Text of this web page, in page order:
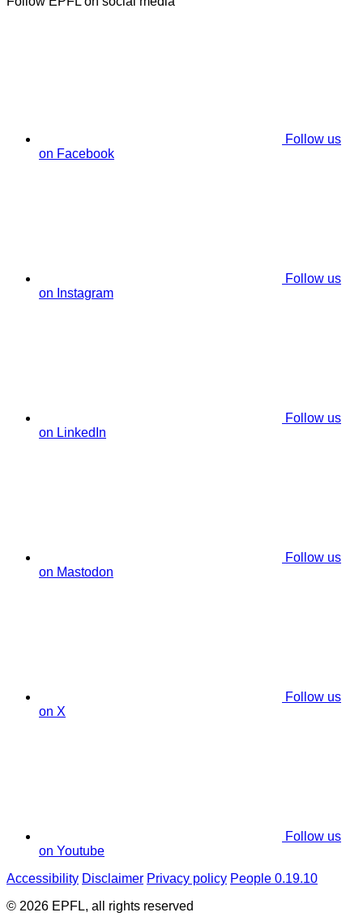
Follow us
on Facebook
Follow us
on Instagram
Follow us
on LinkedIn
Follow us
on Mastodon
Follow us
on X
Follow us
on Youtube
Accessibility Disclaimer Privacy policy People 0.19.10
© 2026 EPFL, all rights reserved